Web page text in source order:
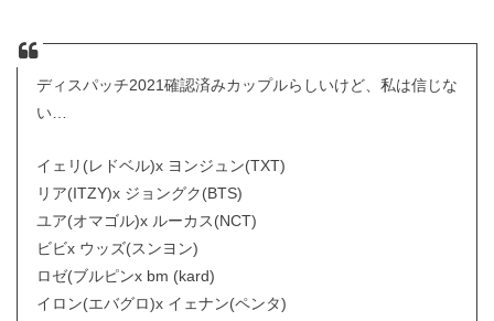
ディスパッチ2021確認済みカップルらしいけど、私は信じな
い…
イェリ(レドベル)x ヨンジュン(TXT)
リア(ITZY)x ジョングク(BTS)
ユア(オマゴル)x ルーカス(NCT)
ビビx ウッズ(スンヨン)
ロゼ(ブルピンx bm (kard)
イロン(エバグロ)x イェナン(ペンタ)